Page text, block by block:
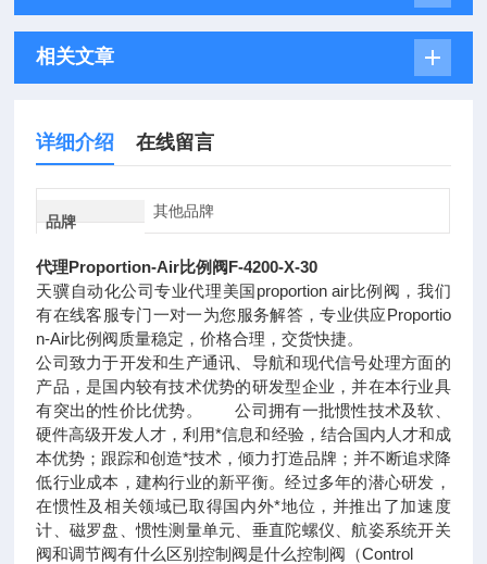
相关文章
详细介绍 在线留言
品牌
其他品牌
代理Proportion-Air比例阀F-4200-X-30
天骥自动化公司专业代理美国proportion air比例阀，我们
有在线客服专门一对一为您服务解答，专业供应Proportio
n-Air比例阀质量稳定，价格合理，交货快捷。
公司致力于开发和生产通讯、导航和现代信号处理方面的
产品，是国内较有技术优势的研发型企业，并在本行业具
有突出的性价比优势。 公司拥有一批惯性技术及软、
硬件高级开发人才，利用*信息和经验，结合国内人才和成
本优势；跟踪和创造*技术，倾力打造品牌；并不断追求降
低行业成本，建构行业的新平衡。经过多年的潜心研发，
在惯性及相关领域已取得国内外*地位，并推出了加速度
计、磁罗盘、惯性测量单元、垂直陀螺仪、航姿系统开关
阀和调节阀有什么区别控制阀是什么控制阀（Control